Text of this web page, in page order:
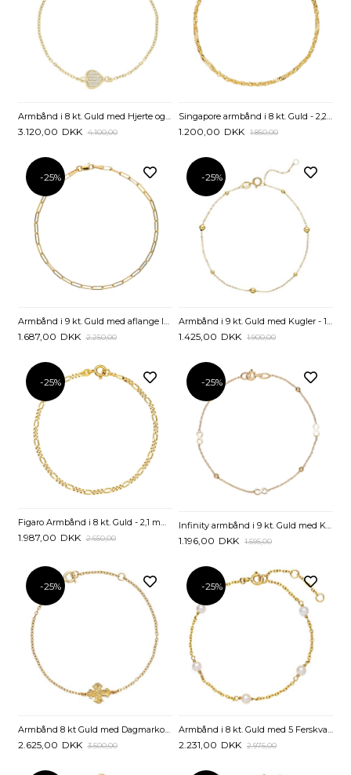
Armbånd i 8 kt. Guld med Hjerte og Zirkonia - 14 til 16 cm
3.120,00 DKK 4.100,00
Singapore armbånd i 8 kt. Guld - 2,2 mm og 18,5 cm
1.200,00 DKK 1.850,00
-25%
1.687,00 DKK 2.250,00
-25%
1.425,00 DKK 1.900,00
-25%
Figaro Armbånd i 8 kt. Guld - 2,1 mm og 19 cm
1.987,00 DKK 2.650,00
-25%
1.196,00 DKK 1.595,00
-25%
Armbånd 8 kt Guld med Dagmarkors - 16 og 18 cm
2.625,00 DKK 3.500,00
-25%
Armbånd i 8 kt. Guld med 5 Ferskvandsperler - 16 til 19 cm
2.231,00 DKK 2.975,00